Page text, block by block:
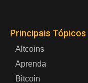
Principais Tópicos
Altcoins
Aprenda
Bitcoin